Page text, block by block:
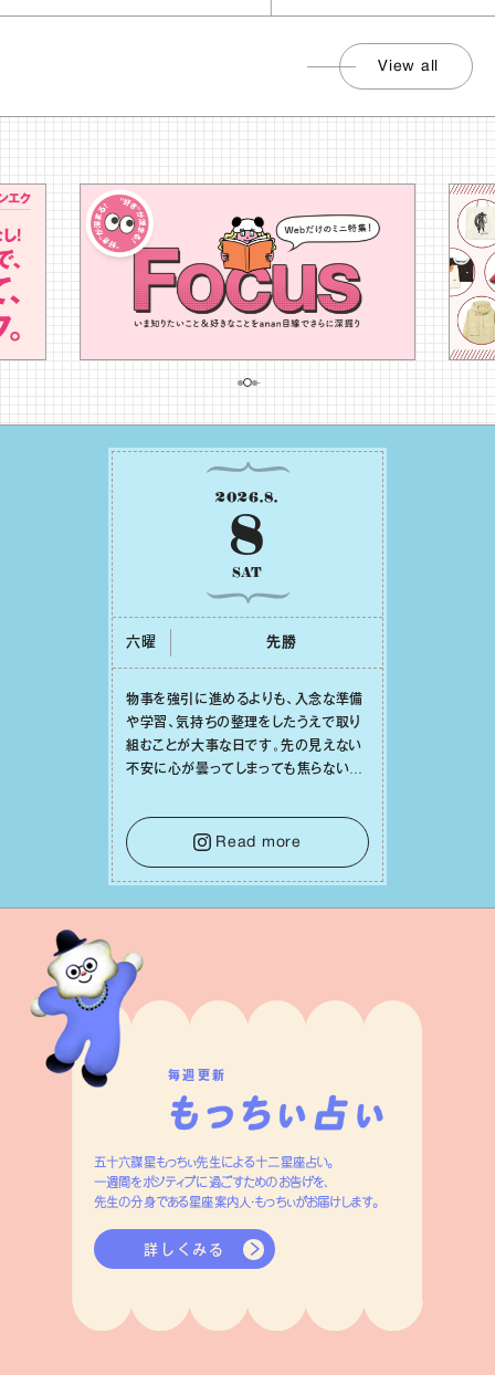
View all
2026.8.
8
SAT
六曜 先勝
物事を強引に進めるよりも、⼊念な準備
や学習、気持ちの整理をしたうえで取り
組むことが⼤事な⽇です。先の⾒えない
不安に⼼が曇ってしまっても焦らない
⾝や疲れていそうな⼈をいたわることに
時間を使いましょう。ここでしっかりとエ
ネルギーを蓄え、困難を乗り越える⼒に
変えましょう。
Read more
毎週更新
五十六謀星もっちぃ先生による十二星座占い。
一週間をポジティブに過ごすためのお告げを、
先生の分身である星座案内人・もっちぃがお届けします。
詳しくみる